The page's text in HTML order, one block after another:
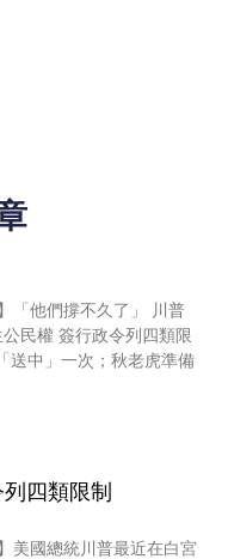
「他們撐不久了」 川普
民權 簽行政令列四類限
送中」一次；秋老虎準備
四類限制
美國總統川普最近在白宮